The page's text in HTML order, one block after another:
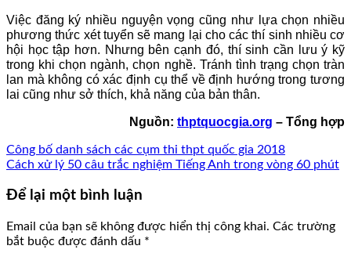
Việc đăng ký nhiều nguyện vọng cũng như lựa chọn nhiều
phương thức xét tuyển sẽ mang lại cho các thí sinh nhiều cơ
hội học tập hơn. Nhưng bên cạnh đó, thí sinh cần lưu ý kỹ
trong khi chọn ngành, chọn nghề. Tránh tình trạng chọn tràn
lan mà không có xác định cụ thể về định hướng trong tương
lai cũng như sở thích, khả năng của bản thân.
Nguồn: thptquocgia.org – Tổng hợp
Công bố danh sách các cụm thi thpt quốc gia 2018
Cách xử lý 50 câu trắc nghiệm Tiếng Anh trong vòng 60 phút
Để lại một bình luận
Email của bạn sẽ không được hiển thị công khai. Các trường
bắt buộc được đánh dấu *